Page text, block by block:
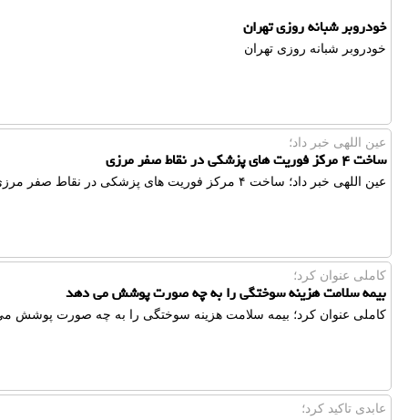
خودروبر شبانه روزی تهران
خودروبر شبانه روزی تهران
عین اللهی خبر داد؛
ساخت ۴ مرکز فوریت های پزشکی در نقاط صفر مرزی
عین اللهی خبر داد؛ ساخت ۴ مرکز فوریت های پزشکی در نقاط صفر مرزی
كاملی عنوان كرد؛
بیمه سلامت هزینه سوختگی را به چه صورت پوشش می دهد
كاملی عنوان كرد؛ بیمه سلامت هزینه سوختگی را به چه صورت پوشش
عابدی تاكید كرد؛